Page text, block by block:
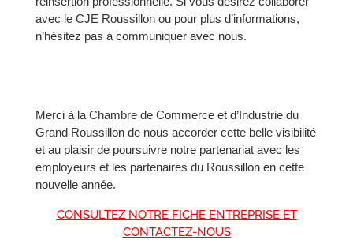
avec le CJE Roussillon ou pour plus d’informations,
n’hésitez pas à communiquer avec nous.
Merci à la Chambre de Commerce et d’Industrie du
Grand Roussillon de nous accorder cette belle visibilité
et au plaisir de poursuivre notre partenariat avec les
employeurs et les partenaires du Roussillon en cette
nouvelle année.
CONSULTEZ NOTRE FICHE ENTREPRISE ET
CONTACTEZ-NOUS